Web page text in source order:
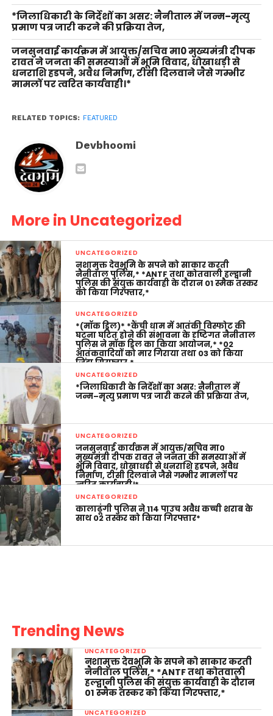
*जिलाधिकारी के निर्देशों का असर: नैनीताल में जन्म–मृत्यु
प्रमाण पत्र जारी करने की प्रक्रिया तेज,
जनसुनवाई कार्यक्रम में आयुक्त/सचिव मा0 मुख्यमंत्री दीपक
रावत ने जनता की समस्याओं में भूमि विवाद, धोखाधड़ी से
धनराशि हडपने, अवैध निर्माण, टीसी दिलवाने जैसे गम्भीर
मामलों पर त्वरित कार्यवाही।*
RELATED TOPICS: FEATURED
Devbhoomi
More in Uncategorized
UNCATEGORIZED
नशामुक्त देवभूमि के सपने को साकार करती
नैनीताल पुलिस,* *ANTF तथा कोतवाली हल्द्वानी
पुलिस की संयुक्त कार्यवाही के दौरान 01 स्मैक तस्कर
को किया गिरफ्तार,*
UNCATEGORIZED
*(मॉक ड्रिल)* *कैंची धाम में आतंकी विस्फोट की
घटना घटित होने की संभावना के दृष्टिगत नैनीताल
पुलिस ने मॉक ड्रिल का किया आयोजन,* *02
आतंकवादियों को मार गिराया तथा 03 को किया
जिंदा गिरफ्तार,*
UNCATEGORIZED
*जिलाधिकारी के निर्देशों का असर: नैनीताल में
जन्म–मृत्यु प्रमाण पत्र जारी करने की प्रक्रिया तेज,
UNCATEGORIZED
जनसुनवाई कार्यक्रम में आयुक्त/सचिव मा0
मुख्यमंत्री दीपक रावत ने जनता की समस्याओं में
भूमि विवाद, धोखाधड़ी से धनराशि हडपने, अवैध
निर्माण, टीसी दिलवाने जैसे गम्भीर मामलों पर
त्वरित कार्यवाही।*
UNCATEGORIZED
कालाढूंगी पुलिस ने 114 पाउच अवैध कच्ची शराब के
साथ 02 तस्कर को किया गिरफ्तार*
Trending News
UNCATEGORIZED
नशामुक्त देवभूमि के सपने को साकार करती
नैनीताल पुलिस,* *ANTF तथा कोतवाली
हल्द्वानी पुलिस की संयुक्त कार्यवाही के दौरान
01 स्मैक तस्कर को किया गिरफ्तार,*
UNCATEGORIZED